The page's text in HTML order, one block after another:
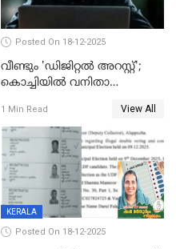
Posted On 18-12-2025
വീണ്ടും 'ഡിജിറ്റല്‍ അറസ്റ്റ്';
കൊച്ചിയില്‍ വനിതാ
കോടി രൂപ
1 Min Read View All
KERALA
Posted On 18-12-2025